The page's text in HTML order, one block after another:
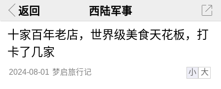
返回 西陆军事
十家百年老店，世界级美食天花板，打
卡了几家
2024-08-01 梦启旅行记 小 大